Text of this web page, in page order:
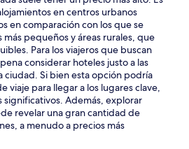
en centros urbanos
en comparación con los que se
pequeños y áreas rurales, que
Para los viajeros que buscan
considerar hoteles justo a las
ciudad. Si bien esta opción podría
viaje para llegar a los lugares clave,
Además, explorar
revelar una gran cantidad de
a menudo a precios más